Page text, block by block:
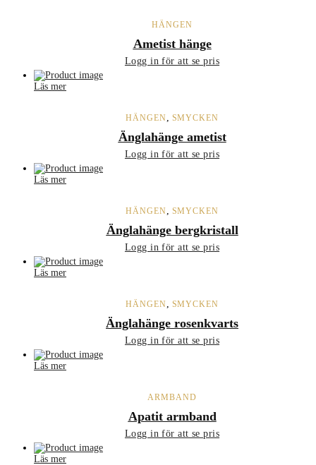
HÄNGEN
Ametist hänge
Logg in för att se pris
Läs mer
HÄNGEN SMYCKEN
Änglahänge ametist
Logg in för att se pris
Läs mer
HÄNGEN SMYCKEN
Änglahänge bergkristall
Logg in för att se pris
Läs mer
HÄNGEN SMYCKEN
Änglahänge rosenkvarts
Logg in för att se pris
Läs mer
ARMBAND
Apatit armband
Logg in för att se pris
Läs mer